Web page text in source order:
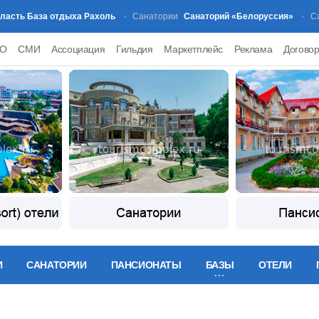
отдыха Рахоль Санатории Санаторий «Белоруссия»
СМИ Ассоциация Гильдия Маркетплейс Реклама Договор
САНАТОРИИ ПАНСИОНАТЫ БАЗЫ ОТЕЛИ